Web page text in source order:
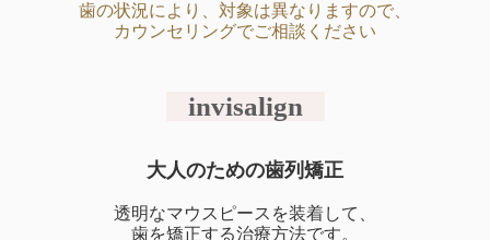
歯の状況により、対象は異なりますので、
カウンセリングでご相談ください
invisalign
大人のための歯列矯正
透明なマウスピースを装着して、
歯を矯正する治療方法です。